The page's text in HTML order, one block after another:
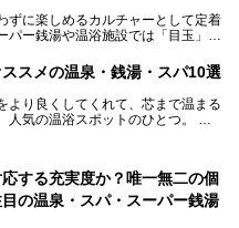
ずに楽しめるカルチャーとして定着
パー銭湯や温浴施設では「目玉」と
て発汗を促すサウナは、リフレッシ
が高まり健康や美容にも良い影響が
んなサウナにこだわった、広島県内
スパ10ヶ所を紹介させていただき
スメの温泉・銭湯・スパ10選
より良くしてくれて、芯まで温まる
人気の温浴スポットのひとつ。
温泉・銭湯・スパをご紹介していき
する充実度か？唯一無二の個
の温泉・スパ・スーパー銭湯